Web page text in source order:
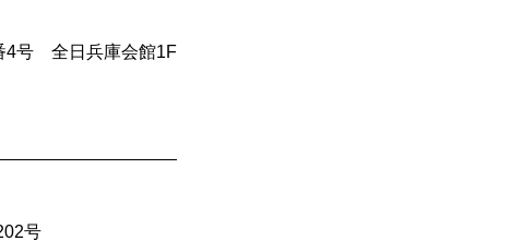
4号 全日兵庫会館1F
号